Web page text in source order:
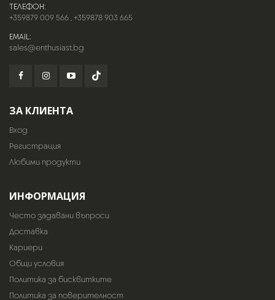
ТЕЛЕФОН:
+359879 009 566,+359878 903 665
EMAIL:
sales@enthusiast.bg
ЗА КЛИЕНТА
Вход
Регистрация
Любими продукти
ИНФОРМАЦИЯ
Често задавани въпроси
Доставка
Кариери
Общи условия
Политика за бисквитките
Политика за поверителност